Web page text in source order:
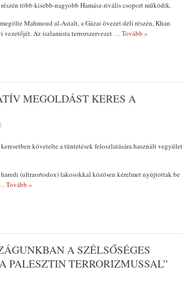
több kisebb-nagyobb Hamász-rivális csoport működik.
Mahmoud al-Astalt, a Gázai övezet déli részén, Khan
Az iszlamista terrorszervezet … Tovább »
MEGOLDÁST KERES A
követelte a tüntetések feloszlatására használt vegyület
(ultraortodox) lakosokkal közösen kérelmet nyújtottak be
Tovább »
A SZÉLSŐSÉGES
PALESZTIN TERRORIZMUSSAL”